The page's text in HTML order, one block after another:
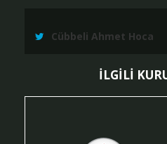
Cübbeli Ahmet Hoca
İLGİLİ